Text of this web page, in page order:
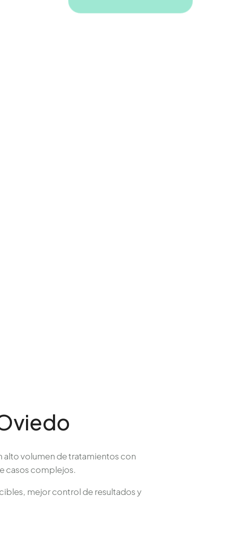
alto volumen de tratamientos con
casos complejos.
mejor control de resultados y